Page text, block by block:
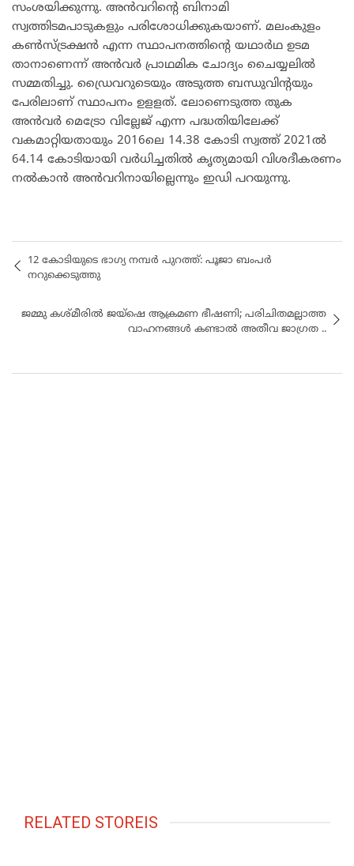
സംശയിക്കുന്നു. അൻവറിന്‍റെ ബിനാമി
സ്വത്തിടമപാടുകളും പരിശോധിക്കുകയാണ്. മലംകുളം
കൺസ്ട്രക്ഷൻ എന്ന സ്ഥാപനത്തിന്‍റെ യഥാർഥ ഉടമ
താനാണെന്ന് അൻവർ പ്രാഥമിക ചോദ്യം ചെെയ്യലിൽ
സമ്മതിച്ചു. ഡ്രൈവറുടെയും അടുത്ത ബന്ധുവിന്‍റയും
പേരിലാണ് സ്ഥാപനം ഉളളത്. ലോണെടുത്ത തുക
അൻവർ മെട്രോ വില്ലേജ് എന്ന പദ്ധതിയിലേക്ക്
വകമാറ്റിയതായും 2016ലെ 14.38 കോടി സ്വത്ത് 2021ൽ
64.14 കോടിയായി വർധിച്ചതിൽ കൃത്യമായി വിശദീകരണം
നൽകാൻ അൻവറിനായില്ലെന്നും ഇഡി പറയുന്നു.
12 കോടിയുടെ ഭാ​ഗ്യ നമ്പർ പുറത്ത്: പൂജാ ബംപർ
നറുക്കെടുത്തു
ജമ്മു കശ്മീരിൽ ജയ്ഷെ ആക്രമണ ഭീഷണി; പരിചിതമല്ലാത്ത
വാഹനങ്ങൾ കണ്ടാൽ അതീവ ജാഗ്രത ..
RELATED STOREIS